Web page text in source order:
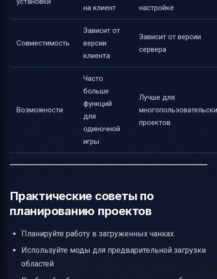
на клиент
настройке
Совместимость
Зависит от
версии
клиента
Зависит от версии
сервера
Возможности
Часто
больше
функций
для
одиночной
игры
Лучше для
проектов
Практические советы по
планированию проектов
Планируйте работу в загруженных чанках.
Используйте моды для предварительной загрузки
областей.